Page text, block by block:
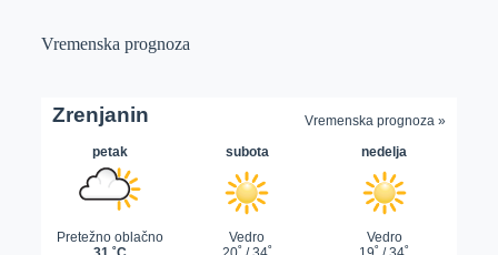
Vremenska prognoza